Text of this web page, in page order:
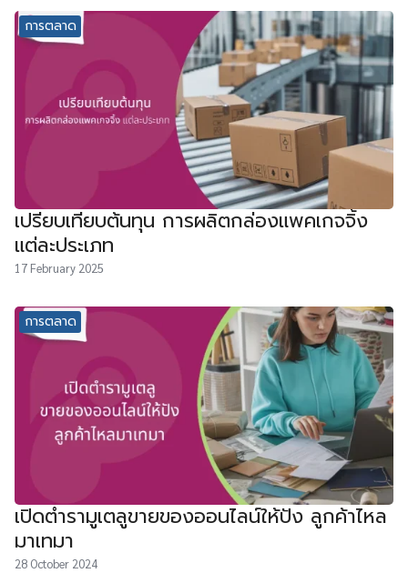
การตลาด
เปรียบเทียบต้นทุน การผลิตกล่องแพคเกจจิ้ง
แต่ละประเภท
17 February 2025
การตลาด
เปิดตำรามูเตลูขายของออนไลน์ให้ปัง ลูกค้าไหล
มาเทมา
28 October 2024